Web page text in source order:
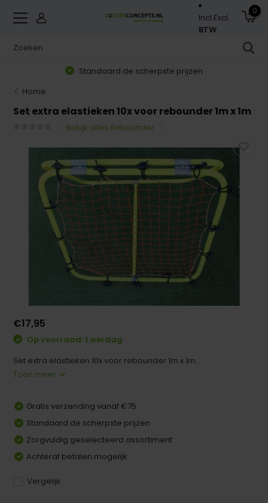
Incl.Excl.
BTW
0
Standaard de scherpste prijzen
Home
Set extra elastieken 10x voor rebounder 1m x 1m
Bekijk alles Rebounder
€17,95
Op voorraad: 1 werdag
Set extra elastieken 10x voor rebounder 1m x 1m...
Toon meer
Gratis verzending vanaf €75
Standaard de scherpste prijzen
Zorgvuldig geselecteerd assortiment
Achteraf betalen mogelijk
Vergelijk